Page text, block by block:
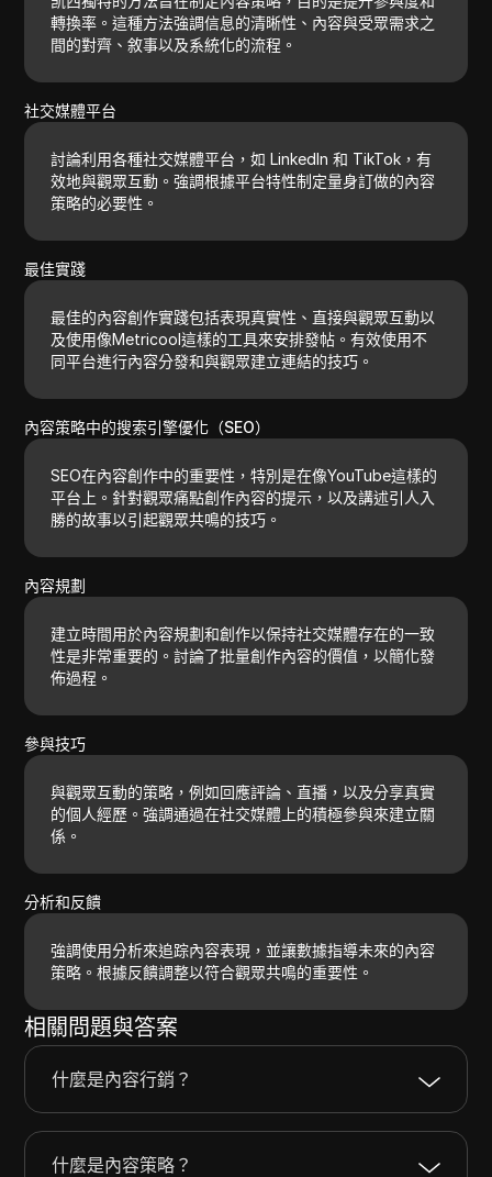
轉換率。這種方法強調信息的清晰性、內容與受眾需求之
間的對齊、敘事以及系統化的流程。
社交媒體平台
討論利用各種社交媒體平台，如 LinkedIn 和 TikTok，有
效地與觀眾互動。強調根據平台特性制定量身訂做的內容
策略的必要性。
最佳實踐
最佳的內容創作實踐包括表現真實性、直接與觀眾互動以
及使用像Metricool這樣的工具來安排發帖。有效使用不
同平台進行內容分發和與觀眾建立連結的技巧。
內容策略中的搜索引擎優化（SEO）
SEO在內容創作中的重要性，特別是在像YouTube這樣的
平台上。針對觀眾痛點創作內容的提示，以及講述引人入
勝的故事以引起觀眾共鳴的技巧。
內容規劃
建立時間用於內容規劃和創作以保持社交媒體存在的一致
性是非常重要的。討論了批量創作內容的價值，以簡化發
佈過程。
參與技巧
與觀眾互動的策略，例如回應評論、直播，以及分享真實
的個人經歷。強調通過在社交媒體上的積極參與來建立關
係。
分析和反饋
強調使用分析來追踪內容表現，並讓數據指導未來的內容
策略。根據反饋調整以符合觀眾共鳴的重要性。
相關問題與答案
什麼是內容行銷？
什麼是內容策略？